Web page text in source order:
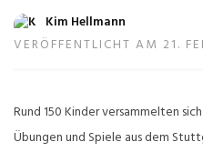
Kim Hellmann
VERÖFFENTLICHT AM 21.
Rund 150 Kinder versammelten
Übungen und Spiele aus dem